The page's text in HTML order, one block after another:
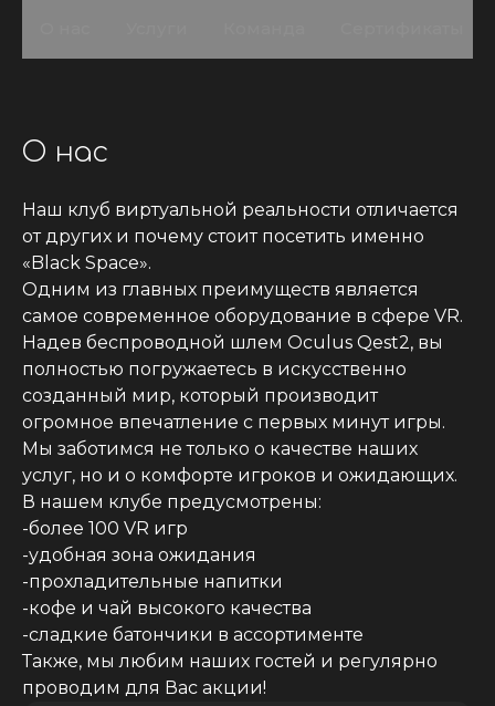
О нас
Наш клуб виртуальной реальности отличается
от других и почему стоит посетить именно
«Black Space».
Одним из главных преимуществ является
самое современное оборудование в сфере VR.
Надев беспроводной шлем Oculus Qest2, вы
полностью погружаетесь в искусственно
созданный мир, который производит
огромное впечатление с первых минут игры.
Мы заботимся не только о качестве наших
услуг, но и о комфорте игроков и ожидающих.
В нашем клубе предусмотрены:
-более 100 VR игр
-удобная зона ожидания
-прохладительные напитки
-кофе и чай высокого качества
-сладкие батончики в ассортименте
Также, мы любим наших гостей и регулярно
проводим для Вас акции!